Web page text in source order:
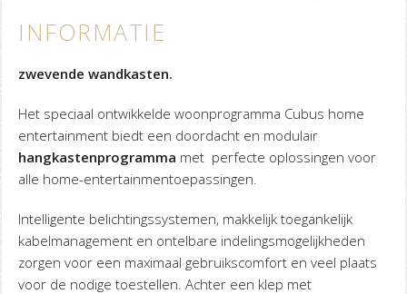
INFORMATIE
zwevende wandkasten.
Het speciaal ontwikkelde woonprogramma Cubus home
entertainment biedt een doordacht en modulair
hangkastenprogramma met perfecte oplossingen voor
alle home-entertainmentoepassingen.
Intelligente belichtingssystemen, makkelijk toegankelijk
kabelmanagement en ontelbare indelingsmogelijkheden
zorgen voor een maximaal gebruikscomfort en veel plaats
voor de nodige toestellen. Achter een klep met